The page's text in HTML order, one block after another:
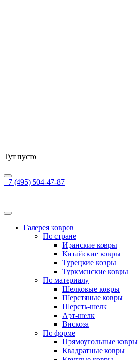
Тут пусто
+7 (495) 504-47-87
Галерея ковров
По стране
Иранские ковры
Китайские ковры
Турецкие ковры
Туркменские ковры
По материалу
Шелковые ковры
Шерстяные ковры
Шерсть-шелк
Арт-шелк
Вискоза
По форме
Прямоугольные ковры
Квадратные ковры